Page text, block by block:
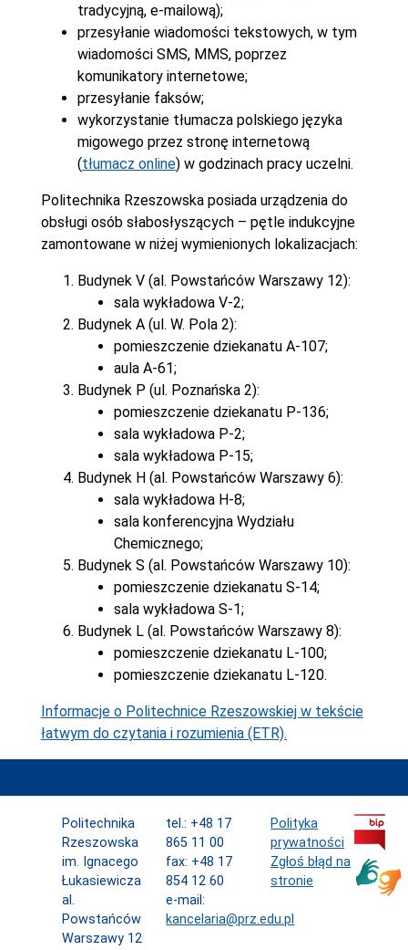
tradycyjną, e-mailową);
przesyłanie wiadomości tekstowych, w tym
wiadomości SMS, MMS, poprzez
komunikatory internetowe;
przesyłanie faksów;
wykorzystanie tłumacza polskiego języka
migowego przez stronę internetową
(tłumacz online) w godzinach pracy uczelni.
Politechnika Rzeszowska posiada urządzenia do
obsługi osób słabosłyszących – pętle indukcyjne
zamontowane w niżej wymienionych lokalizacjach:
Budynek V (al. Powstańców Warszawy 12):
sala wykładowa V-2;
Budynek A (ul. W. Pola 2):
pomieszczenie dziekanatu A-107;
aula A-61;
Budynek P (ul. Poznańska 2):
pomieszczenie dziekanatu P-136;
sala wykładowa P-2;
sala wykładowa P-15;
Budynek H (al. Powstańców Warszawy 6):
sala wykładowa H-8;
sala konferencyjna Wydziału
Chemicznego;
Budynek S (al. Powstańców Warszawy 10):
pomieszczenie dziekanatu S-14;
sala wykładowa S-1;
Budynek L (al. Powstańców Warszawy 8):
pomieszczenie dziekanatu L-100;
pomieszczenie dziekanatu L-120.
Informacje o Politechnice Rzeszowskiej w tekście
łatwym do czytania i rozumienia (ETR).
Politechnika
Rzeszowska
im. Ignacego
Łukasiewicza
al.
Powstańców
Warszawy 12
tel.: +48 17
865 11 00
fax: +48 17
854 12 60
e-mail:
kancelaria@prz.edu.pl
Polityka
prywatności
Zgłoś błąd na
stronie